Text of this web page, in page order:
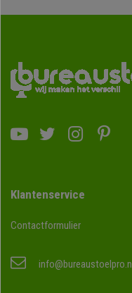
Klantenservice
Contactformulier
info@bureaustoelpro.nl